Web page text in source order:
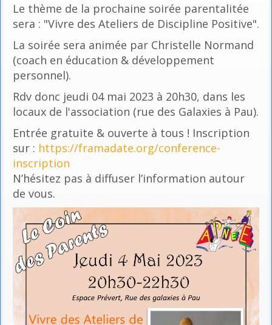
Le thème de la prochaine soirée parentalitée
sera : "Vivre des Ateliers de Discipline Positive".
La soirée sera animée par Christelle Normand
(coach en éducation & développement
personnel).
Rdv donc jeudi 04 mai 2023 à 20h30, dans les
locaux de l'association (rue des Galaxies à Pau).
Entrée gratuite & ouverte à tous ! Inscription
sur : https://framadate.org/conference-
inscription
N’hésitez pas à diffuser l’information autour
de vous.